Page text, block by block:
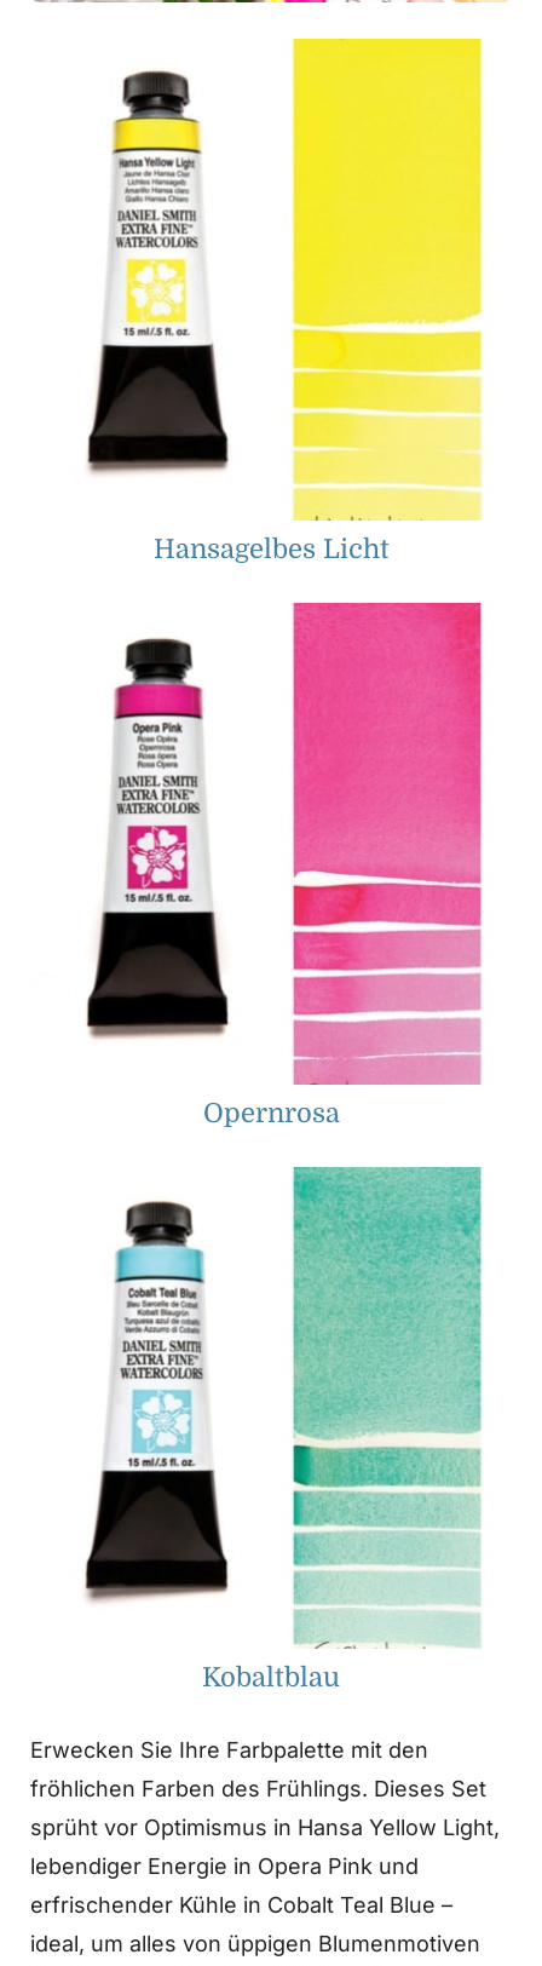
Hansagelbes Licht
Opernrosa
Kobaltblau
Erwecken Sie Ihre Farbpalette mit den
fröhlichen Farben des Frühlings. Dieses Set
sprüht vor Optimismus in Hansa Yellow Light,
lebendiger Energie in Opera Pink und
erfrischender Kühle in Cobalt Teal Blue –
ideal, um alles von üppigen Blumenmotiven